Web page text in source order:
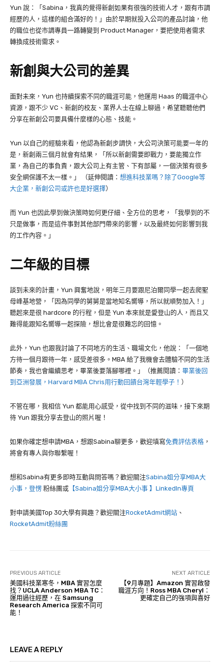
Yun 說：「 Sabina ，我真的覺得新創如果有很強的技術人才，跟有市調
經歷的人，這樣的組合滿好的！」由於早期就投入公司的產品討論，他
的職位也從市調專員一路轉變到 Product Manager ，要把使用者需求
轉換成技術需求。
新創與大公司的差異
面對未來， Yun 也持續探索不同的職涯可能，他運用 Haas 的職涯中心
資源，跟不少 VC 、新創的校友、業界人士在線上聊過，希望聽聽他們
分享在新創公司要具備什麼樣的心態、技能。
Yun 以自己的經驗來看，他認為新創步調快，大公司決策可能要一年的
是，新創兩三個月就會有結果，「所以新創需要即戰力，要能獨立作
業，為自己的事負責，跟大公司上有主管、下有部屬，一個決策有很多
安全網保護不太一樣。」
（延伸閱讀： 想進科技業嗎？除了Google等
大企業，新創公司或許也是好選擇）
而 Yun 也因此學到做決策時如何更仔細、全方位的思考，「我學到的不
只是做事，而是這件事對其他部門帶來的影響，以及最終如何影響到我
的工作內容。」
二年級的目標
談到未來的計畫，Yun 興奮地說，明年三月要跟尼泊爾同學一起去爬聖
母峰基地營，「因為同學的舅舅是當地知名嚮導，所以就順勢加入！」
聽起來是很 hardcore 的行程，但是 Yun 本來就是愛登山的人，而且又
難得能跟知名嚮導一起探險，想比會是很難忘的回憶。
此外，Yun 也跟我討論了不同地方的生活、職場文化，他說：「一個地
方待一個月跟待一年，感受差很多。MBA 給了我機會去體驗不同的生活
節奏，我也會繼續思考，畢業後要落腳哪裡。」（推薦閱讀： 畢業後回
到亞洲發展，Harvard MBA Chris用行動回饋台灣年輕學子！ ）
不管在哪，我相信 Yun 都能用心感受，從中找到不同的滋味，接下來期
待 Yun 跟我分享去登山的照片喔！
如果你確定想申請MBA，想跟Sabina聊更多，歡迎填寫免費評估表格 ，
將會有專人與你聯繫喔！
想和Sabina有更多即時互動與問答嗎？歡迎關注Sabina姐分享MBA大
小事，登愣 粉絲團或 【Sabina姐分享MBA大小事 】LinkedIn專頁
對申請美國Top 30大學有興趣？歡迎關注RocketAdmit網站 、
RocketAdmit粉絲團
PREVIOUS ARTICLE
美國科技業寒冬，MBA 實習怎麼
找？UCLA Anderson MBA TC：
運用過往經歷，在 Samsung
Research America 探索不同可
能！
NEXT ARTICLE
【9月專題】Amazon 實習啟發
職涯方向！Ross MBA Cheryl：
更確定自己的強項與喜好
LEAVE A REPLY